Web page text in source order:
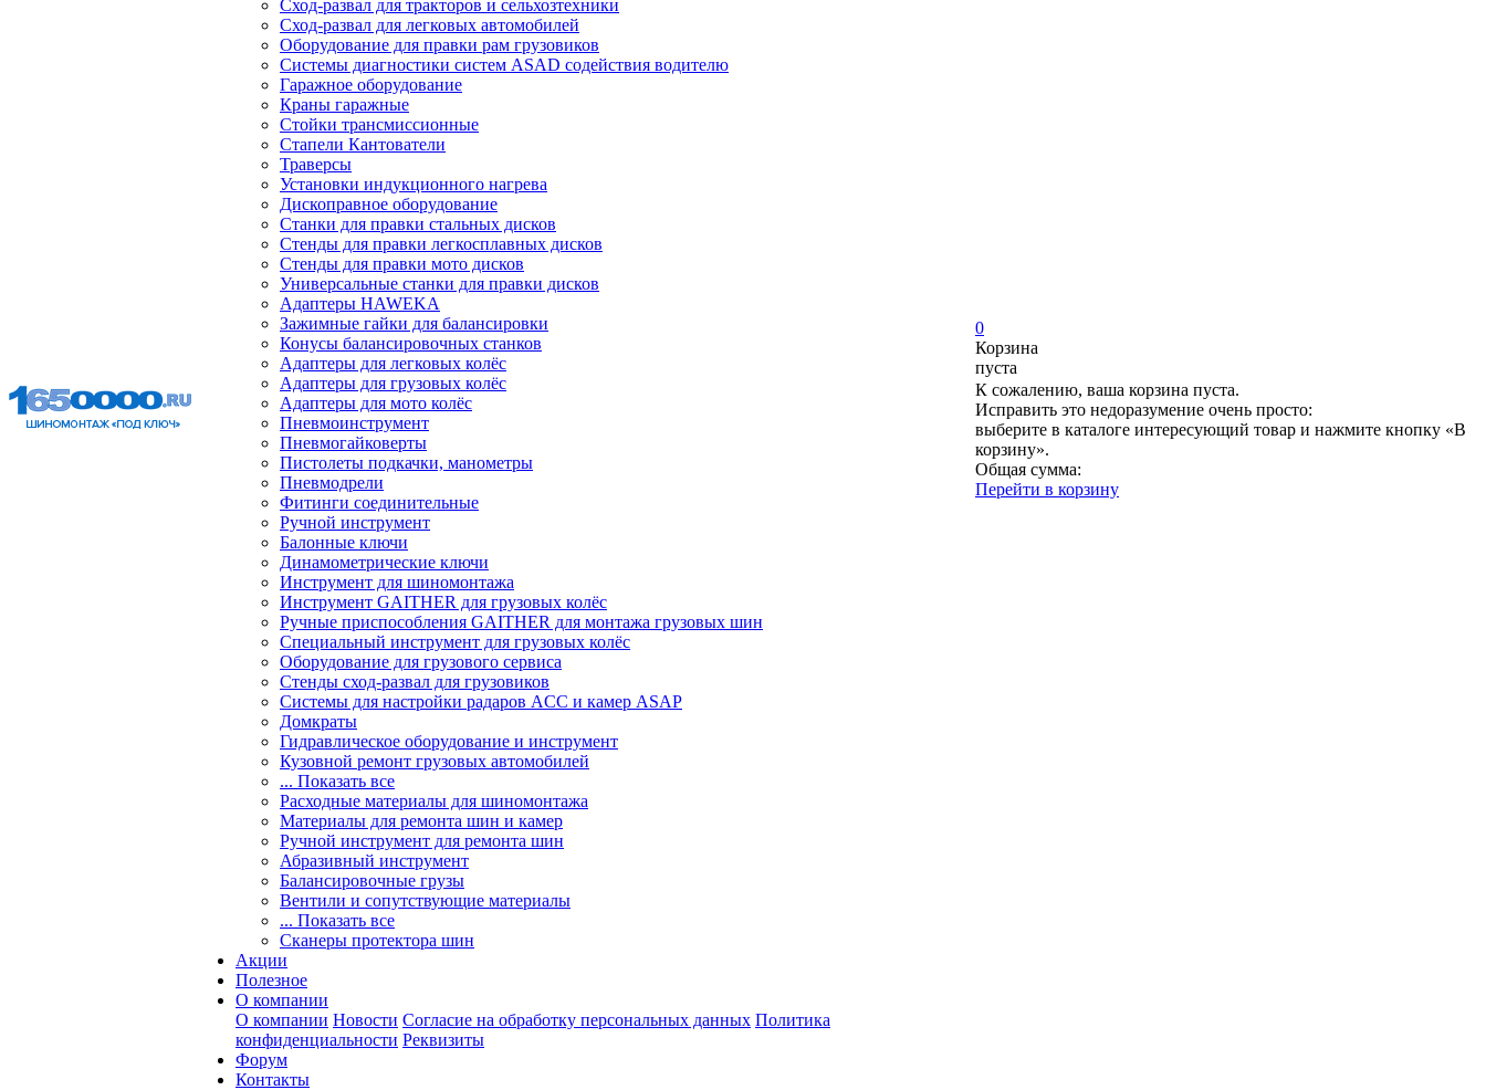
Сход-развал для тракторов и сельхозтехники
Сход-развал для легковых автомобилей
Оборудование для правки рам грузовиков
Системы диагностики систем ASAD содействия водителю
Гаражное оборудование
Краны гаражные
Стойки трансмиссионные
Стапели Кантователи
Траверсы
Установки индукционного нагрева
Дископравное оборудование
Станки для правки стальных дисков
Стенды для правки легкосплавных дисков
Стенды для правки мото дисков
Универсальные станки для правки дисков
Адаптеры HAWEKA
Зажимные гайки для балансировки
Конусы балансировочных станков
Адаптеры для легковых колёс
Адаптеры для грузовых колёс
Адаптеры для мото колёс
Пневмоинструмент
Пневмогайковерты
Пистолеты подкачки, манометры
Пневмодрели
Фитинги соединительные
Ручной инструмент
Балонные ключи
Динамометрические ключи
Инструмент для шиномонтажа
Инструмент GAITHER для грузовых колёс
Ручные приспособления GAITHER для монтажа грузовых шин
Специальный инструмент для грузовых колёс
Оборудование для грузового сервиса
Стенды сход-развал для грузовиков
Системы для настройки радаров ACC и камер ASAP
Домкраты
Гидравлическое оборудование и инструмент
Кузовной ремонт грузовых автомобилей
... Показать все
Расходные материалы для шиномонтажа
Материалы для ремонта шин и камер
Ручной инструмент для ремонта шин
Абразивный инструмент
Балансировочные грузы
Вентили и сопутствующие материалы
... Показать все
Сканеры протектора шин
Акции
Полезное
О компании
О компании Новости Согласие на обработку персональных данных Политика
конфиденциальности Реквизиты
Форум
Контакты
0
Корзина
пуста
К сожалению, ваша корзина пуста.
Исправить это недоразумение очень просто:
выберите в каталоге интересующий товар и нажмите кнопку «В
корзину».
Общая сумма:
Перейти в корзину